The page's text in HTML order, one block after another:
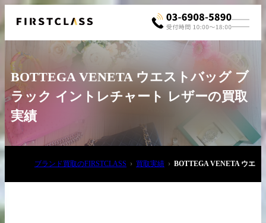
03-6908-5890
BOTTEGA VENETA ウエストバッグ ブ
ラック イントレチャート レザーの買取
実績
ブランド買取のFIRSTCLASS 買取実績 BOTTEGA VENETA ウエス